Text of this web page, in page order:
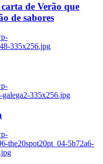
de Verão que
de sabores
335x256.jpg
galega2-335x256.jpg
the20spot20pt_04-5b72a6-